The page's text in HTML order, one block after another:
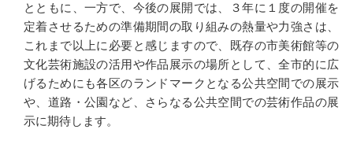
とともに、一方で、今後の展開では、３年に１度の開催を
定着させるための準備期間の取り組みの熱量や力強さは、
これまで以上に必要と感じますので、既存の市美術館等の
文化芸術施設の活用や作品展示の場所として、全市的に広
げるためにも各区のランドマークとなる公共空間での展示
や、道路・公園など、さらなる公共空間での芸術作品の展
示に期待します。